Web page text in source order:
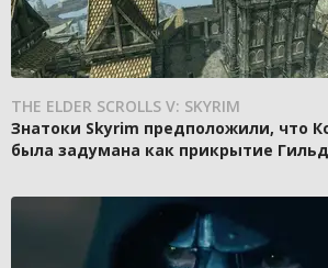
THE ELDER SCROLLS V: SKYRIM
Знатоки Skyrim предположили, что
была задумана как прикрытие